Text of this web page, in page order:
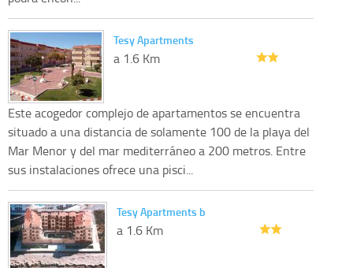
Tesy Apartments
a 1.6 Km
Este acogedor complejo de apartamentos se encuentra
situado a una distancia de solamente 100 de la playa del
Mar Menor y del mar mediterráneo a 200 metros. Entre
sus instalaciones ofrece una pisci...
Tesy Apartments b
a 1.6 Km